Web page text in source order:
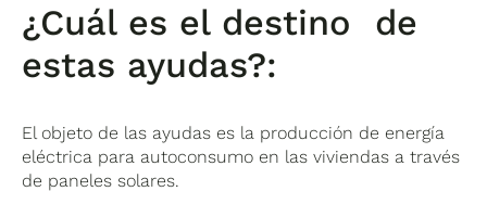
¿Cuál es el destino de
estas ayudas?:
El objeto de las ayudas es la producción de energía
eléctrica para autoconsumo en las viviendas a través
de paneles solares.